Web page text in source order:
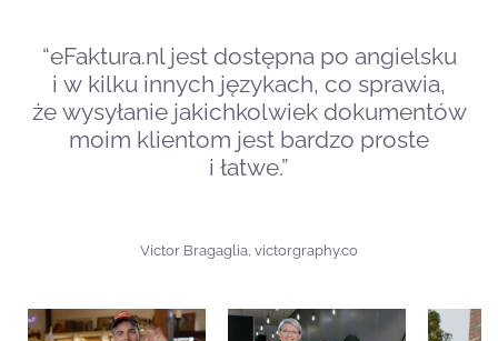
“eFaktura.nl jest dostępna po angielsku
i w kilku innych językach, co sprawia,
że wysyłanie jakichkolwiek dokumentów
moim klientom jest bardzo proste
i łatwe.”
Victor Bragaglia, victorgraphy.co